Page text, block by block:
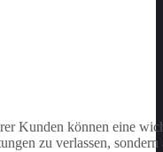
Kunden können eine
zu verlassen,